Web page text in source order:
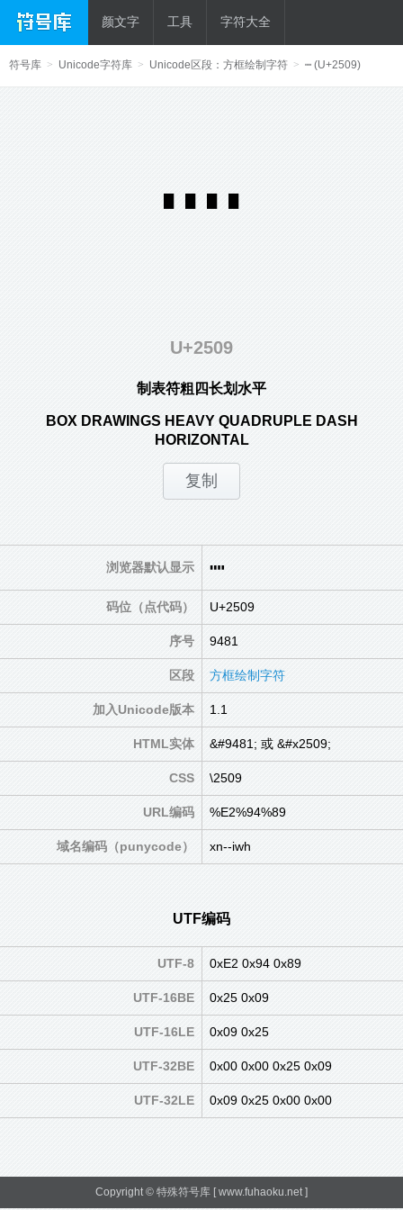
颜文字 工具 字符大全
符号库 > Unicode字符库 > Unicode区段：方框绘制字符 > ┉ (U+2509)
┉
U+2509
制表符粗四长划水平
BOX DRAWINGS HEAVY QUADRUPLE DASH
HORIZONTAL
浏览器默认显示 ┉
码位（点代码） U+2509
序号 9481
区段 方框绘制字符
加入Unicode版本 1.1
HTML实体 &#9481; 或 &#x2509;
CSS \2509
URL编码 %E2%94%89
域名编码（punycode） xn--iwh
UTF编码
UTF-8 0xE2 0x94 0x89
UTF-16BE 0x25 0x09
UTF-16LE 0x09 0x25
UTF-32BE 0x00 0x00 0x25 0x09
UTF-32LE 0x09 0x25 0x00 0x00
Copyright © 特殊符号库 [ www.fuhaoku.net ]